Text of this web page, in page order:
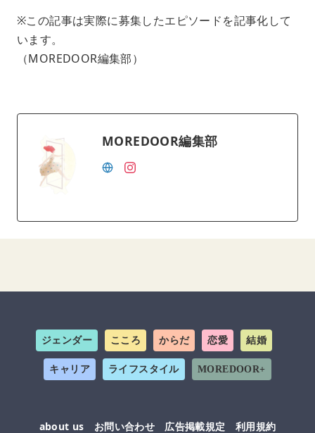
※この記事は実際に募集したエピソードを記事化して
います。
（MOREDOOR編集部）
MOREDOOR編集部
ジェンダー こころ からだ 恋愛 結婚
キャリア ライフスタイル MOREDOOR+
about us お問い合わせ 広告掲載規定 利用規約